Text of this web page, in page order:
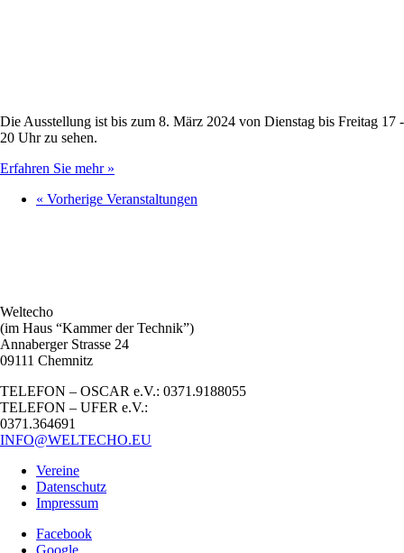
Die Ausstellung ist bis zum 8. März 2024 von Dienstag bis Freitag 17 -
20 Uhr zu sehen.
Erfahren Sie mehr »
« Vorherige Veranstaltungen
Weltecho
(im Haus “Kammer der Technik”)
Annaberger Strasse 24
09111 Chemnitz
TELEFON – OSCAR e.V.: 0371.9188055
TELEFON – UFER e.V.:
0371.364691
INFO@WELTECHO.EU
Vereine
Datenschutz
Impressum
Facebook